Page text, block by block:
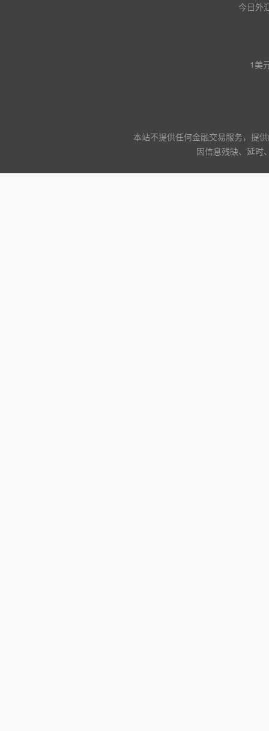
今日外
1美
本站不提供任何金融交易服务，提
因信息残缺、延时